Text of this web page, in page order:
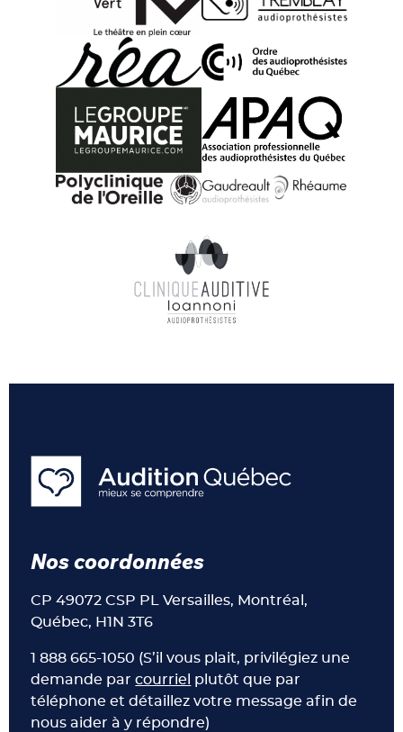
Nos coordonnées
CP 49072 CSP PL Versailles, Montréal,
Québec, H1N 3T6
1 888 665-1050 (S’il vous plait, privilégiez une
demande parcourriel plutôt que par
téléphone et détaillez votre message afin de
nous aider à y répondre)